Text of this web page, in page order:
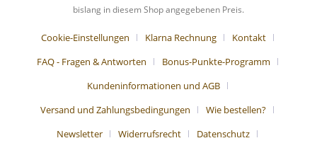
bislang in diesem Shop angegebenen Preis.
Cookie-Einstellungen Klarna Rechnung
Kontakt
FAQ - Fragen & Antworten
Bonus-Punkte-Programm
Kundeninformationen und AGB
Versand und Zahlungsbedingungen
Wie bestellen?
Newsletter
Widerrufsrecht Datenschutz